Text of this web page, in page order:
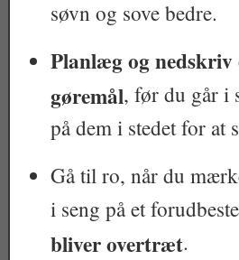
søvn og sove bedre.
Planlæg og nedskriv
gøremål, før du går i
på dem i stedet for at
Gå til ro, når du
i seng på et
bliver overtræt.